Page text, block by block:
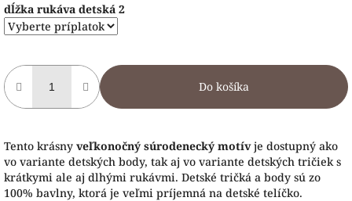
dĺžka rukáva detská 2
Do košíka
Tento krásny veľkonočný súrodenecký motívje dostupný ako
vo variante detských body, tak aj vo variante detských tričiek s
krátkymi ale aj dlhými rukávmi. Detské tričká a body sú zo
100% bavlny, ktorá je veľmi príjemná na detské telíčko.